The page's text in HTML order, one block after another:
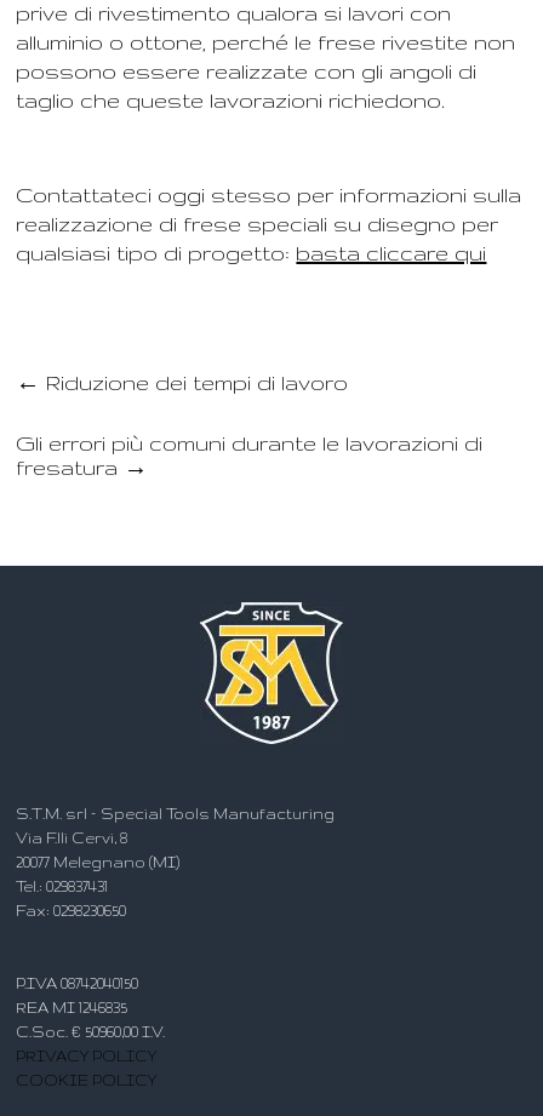
prive di rivestimento qualora si lavori con
alluminio o ottone, perché le frese rivestite non
possono essere realizzate con gli angoli di
taglio che queste lavorazioni richiedono.
Contattateci oggi stesso per informazioni sulla
realizzazione di frese speciali su disegno per
qualsiasi tipo di progetto: basta cliccare qui
← Riduzione dei tempi di lavoro
Gli errori più comuni durante le lavorazioni di
fresatura →
S.T.M. srl – Special Tools Manufacturing
Via F.lli Cervi, 8
20077 Melegnano (MI)
Tel.: 029837431
Fax: 0298230650
P.IVA 08742040150
REA MI 1246835
C.Soc. € 50960,00 I.V.
PRIVACY POLICY
COOKIE POLICY